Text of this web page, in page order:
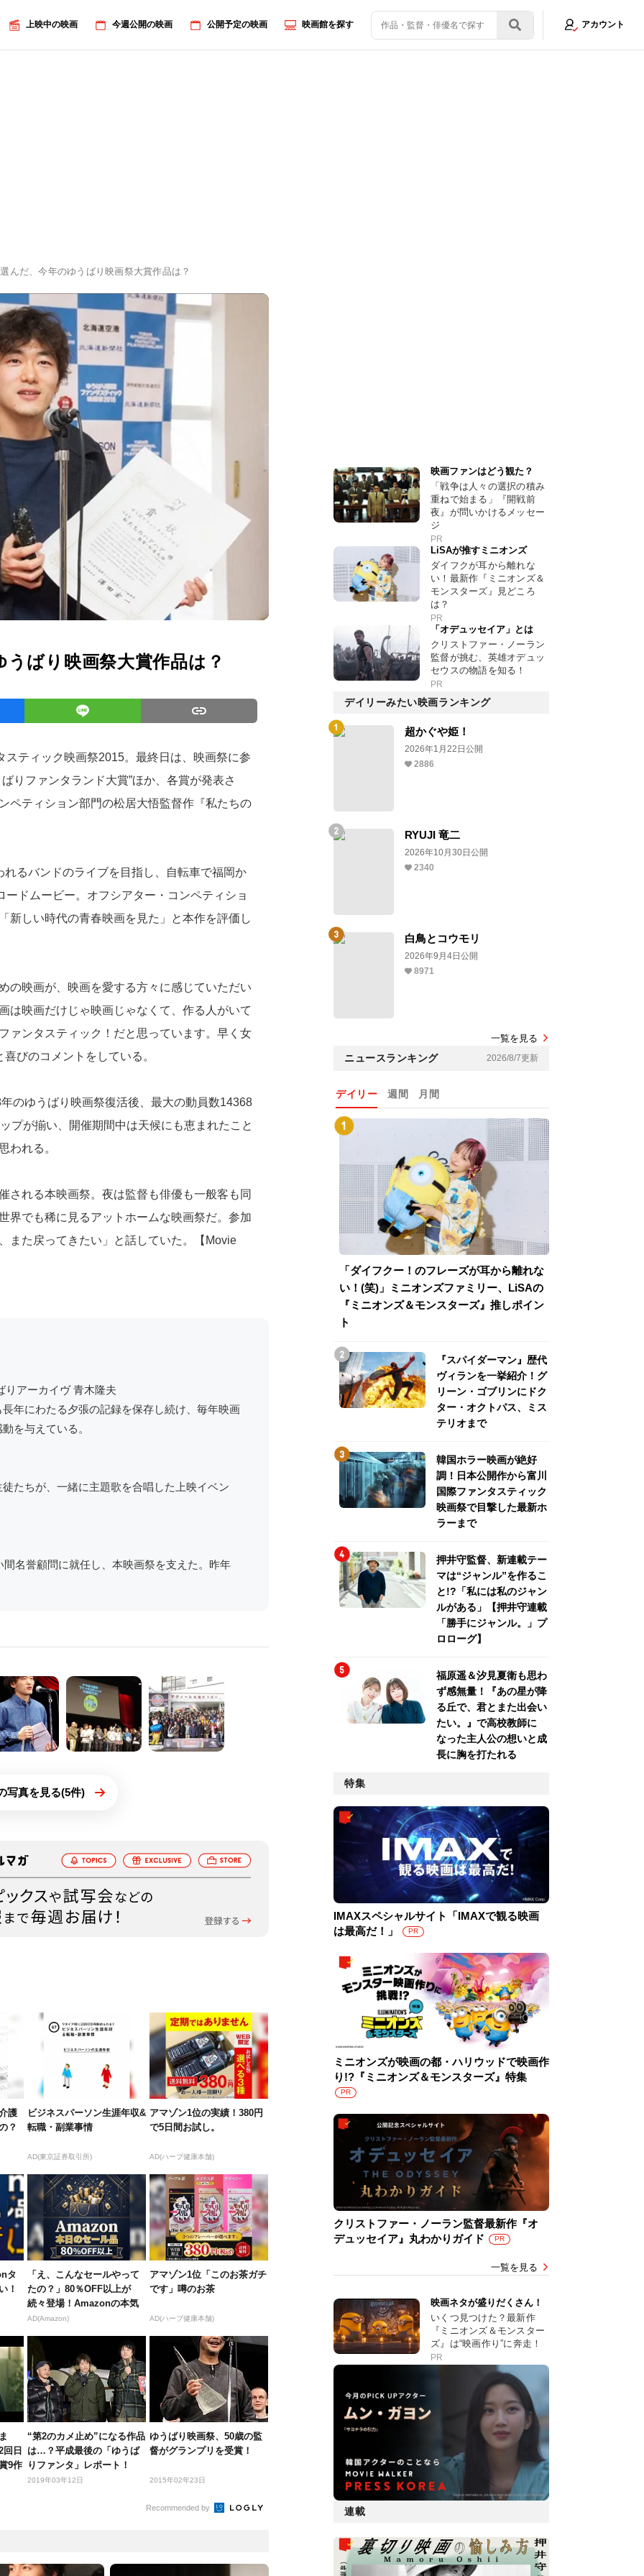
上映中の映画 今週公開の映画 公開予定の映画 映画館を探す アカウント
んだ、今年のゆうばり映画祭大賞作品は？
ばり映画祭大賞作品は？
ティック映画祭2015。最終日は、映画祭に参
りファンタランド大賞”ほか、各賞が発表さ
ペティション部門の松居大悟監督作『私たちの
るバンドのライブを目指し、自転車で福岡か
ドムービー。オフシアター・コンペティショ
新しい時代の青春映画を見た」と本作を評価し
の映画が、映画を愛する方々に感じていただい
は映画だけじゃ映画じゃなくて、作る人がいて
ァンタスティック！だと思っています。早く女
びのコメントをしている。
のゆうばり映画祭復活後、最大の動員数14368
プが揃い、開催期間中は天候にも恵まれたこと
われる。
される本映画祭。夜は監督も俳優も一般客も同
界でも稀に見るアットホームな映画祭だ。参加
また戻ってきたい」と話していた。【Movie
りアーカイヴ 青木隆夫
年にわたる夕張の記録を保存し続け、毎年映画
を与えている。
たちが、一緒に主題歌を合唱した上映イベン
名誉顧問に就任し、本映画祭を支えた。昨年
写真を見る(5件)
護
？
ビジネスパーソン生涯年収&
転職・副業事情
AD(東京証券取引所)
アマゾン1位の実績！380円
で5日間お試し。
AD(ハーブ健康本舗)
タ
！
「え、こんなセールやって
たの？」80％OFF以上が
続々登場！Amazonの本気
が...
AD(Amazon)
アマゾン1位「このお茶ガチ
です」噂のお茶
AD(ハーブ健康本舗)
回日
9作
“第2のカメ止め”になる作品
は…？平成最後の「ゆうば
りファンタ」レポート！
2019年03年12日
ゆうばり映画祭、50歳の監
督がグランプリを受賞！
2015年02年23日
Recommended by
映画ファンはどう観た？
「戦争は人々の選択の積み
重ねで始まる」『開戦前
夜』が問いかけるメッセー
ジ
PR
LiSAが推すミニオンズ
ダイフクが耳から離れな
い！最新作『ミニオンズ＆
モンスターズ』見どころ
は？
PR
「オデュッセイア」とは
クリストファー・ノーラン
監督が挑む、英雄オデュッ
セウスの物語を知る！
PR
デイリーみたい映画ランキング
超かぐや姫！
2026年1月22日公開
2886
RYUJI 竜二
2026年10月30日公開
2340
白鳥とコウモリ
2026年9月4日公開
8971
一覧を見る
ニュースランキング 2026/8/7更新
デイリー 週間 月間
「ダイフクー！のフレーズが耳から離れな
い！(笑)」ミニオンズファミリー、LiSAの
『ミニオンズ＆モンスターズ』推しポイン
ト
『スパイダーマン』歴代
ヴィランを一挙紹介！グ
リーン・ゴブリンにドク
ター・オクトパス、ミス
テリオまで
韓国ホラー映画が絶好
調！日本公開作から富川
国際ファンタスティック
映画祭で目撃した最新ホ
ラーまで
押井守監督、新連載テー
マは“ジャンル”を作るこ
と!?「私には私のジャン
ルがある」【押井守連載
「勝手にジャンル。」プ
ロローグ】
福原遥＆汐見夏衛も思わ
ず感無量！『あの星が降
る丘で、君とまた出会い
たい。』で高校教師に
なった主人公の想いと成
長に胸を打たれる
特集
IMAXスペシャルサイト「IMAXで観る映画
は最高だ！」
PR
ミニオンズが映画の都・ハリウッドで映画作
り!?『ミニオンズ＆モンスターズ』特集
PR
クリストファー・ノーラン監督最新作『オ
デュッセイア』丸わかりガイド
PR
一覧を見る
映画ネタが盛りだくさん！
いくつ見つけた？最新作
『ミニオンズ＆モンスター
ズ』は“映画作り”に奔走！
PR
連載